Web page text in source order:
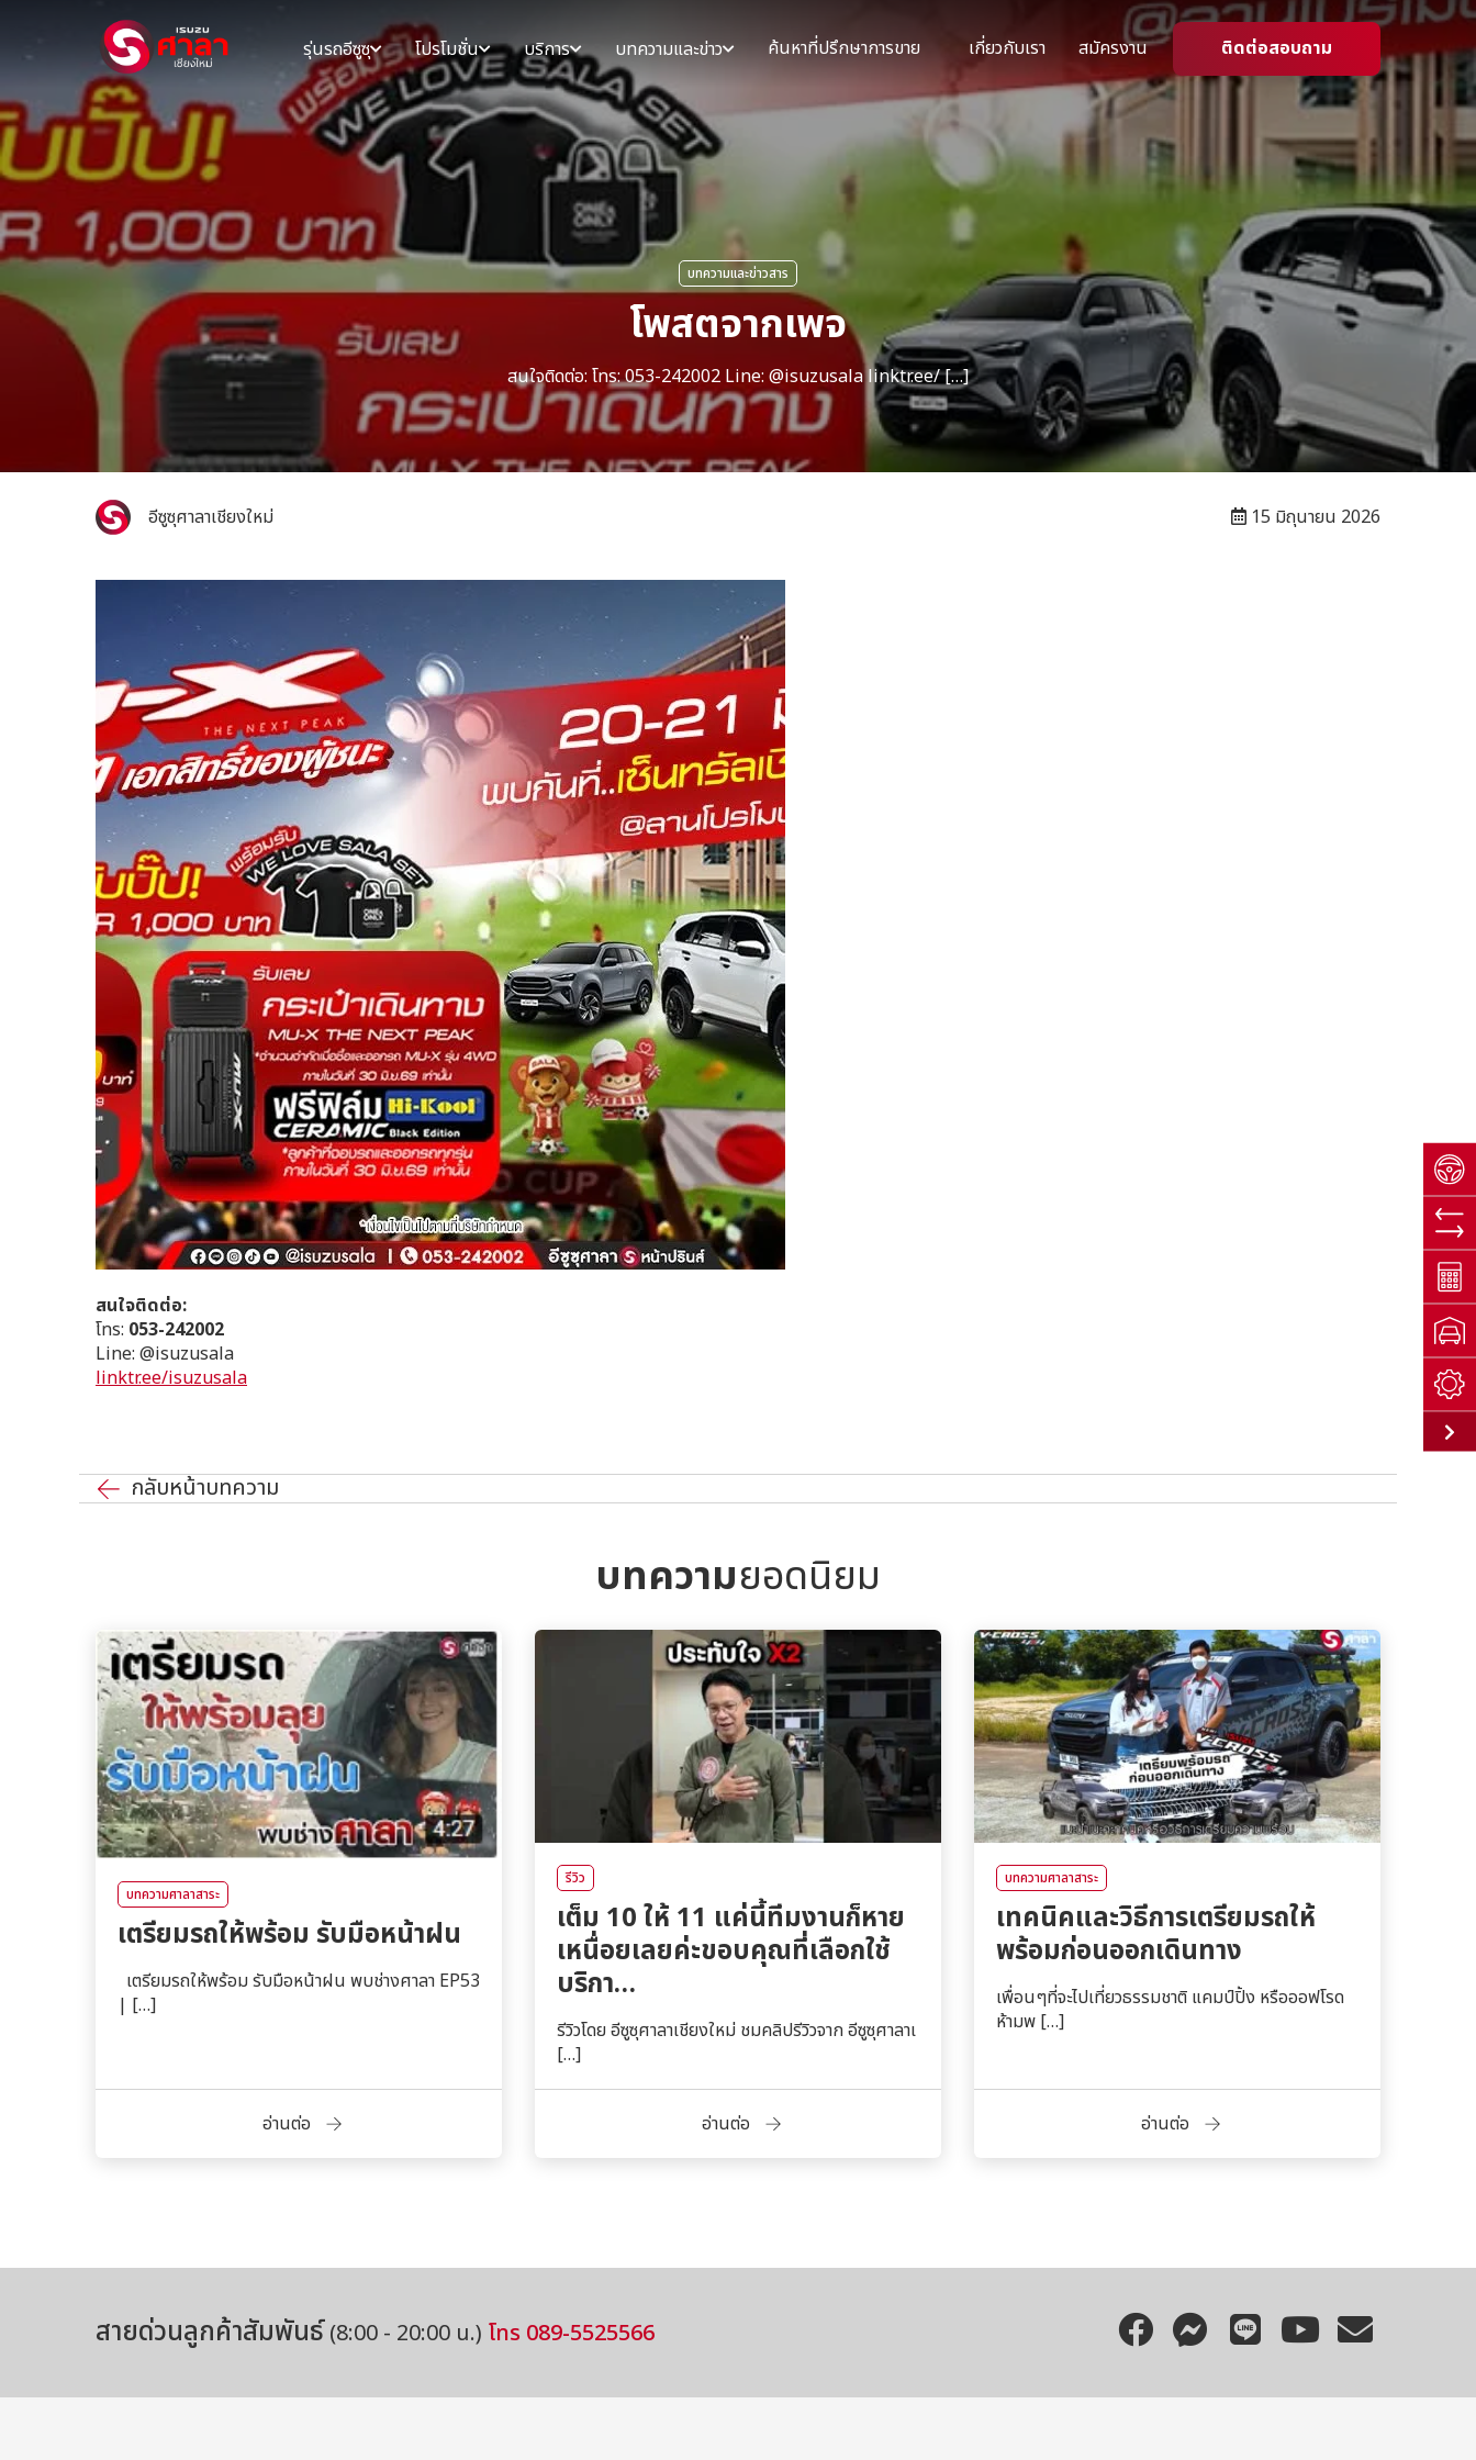
รุ่นรถอีซูซุ โปรโมชั่น บริการ บทความและข่าว ค้นหาที่ปรึกษาการขาย เกี่ยวกับเรา สมัครงาน ติดต่อสอบถาม
บทความและข่าวสาร
โพสตจากเพจ
สนใจติดต่อ: โทร: 053-242002 Line: @isuzusala linktr.ee/ […]
อีซูซุศาลาเชียงใหม่ 15 มิถุนายน 2026
สนใจติดต่อ:
โทร: 053-242002
Line: @isuzusala
linktr.ee/isuzusala
กลับหน้าบทความ
บทความยอดนิยม
บทความศาลาสาระ
เตรียมรถให้พร้อม รับมือหน้าฝน
เตรียมรถให้พร้อม รับมือหน้าฝน พบช่างศาลา EP53
| […]
อ่านต่อ
รีวิว
เต็ม 10 ให้ 11 แค่นี้ทีมงานก็หาย
เหนื่อยเลยค่ะขอบคุณที่เลือกใช้
บริกา…
รีวิวโดย อีซูซุศาลาเชียงใหม่ ชมคลิปรีวิวจาก อีซูซุศาลาเ
[…]
อ่านต่อ
บทความศาลาสาระ
เทคนิคและวิธีการเตรียมรถให้
พร้อมก่อนออกเดินทาง
เพื่อนๆที่จะไปเที่ยวธรรมชาติ แคมป์ปิ้ง หรือออฟโรด
ห้ามพ […]
อ่านต่อ
สายด่วนลูกค้าสัมพันธ์ (8:00 - 20:00 น.) โทร 089-5525566